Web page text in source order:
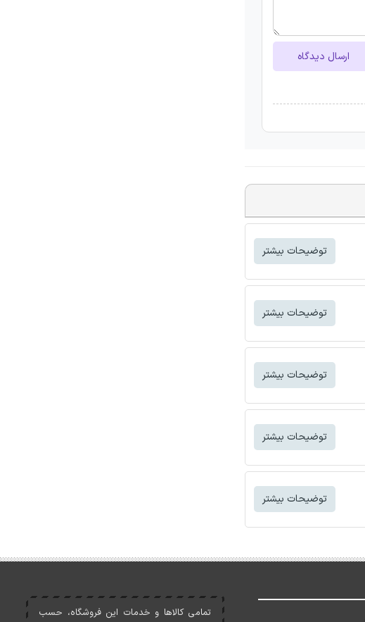
ارسال دیدگاه
توضیحات بیشتر
توضیحات بیشتر
توضیحات بیشتر
توضیحات بیشتر
توضیحات بیشتر
تمامی کالاها و خدمات اين فروشگاه، حسب